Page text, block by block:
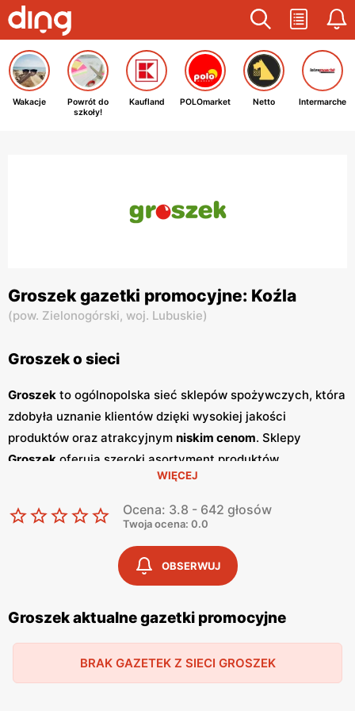
Wakacje
Powrót do
szkoły!
Kaufland POLOmarket Netto Intermarche
Groszek gazetki promocyjne: Koźla
(pow. Zielonogórski, woj. Lubuskie)
Groszek o sieci
Groszek to ogólnopolska sieć sklepów spożywczych, która
zdobyła uznanie klientów dzięki wysokiej jakości
produktów oraz atrakcyjnym niskim cenom. Sklepy
Groszek oferują szeroki asortyment produktów
spożywczych, w tym świeże owoce i warzywa, pieczywo,
nabiał, mięso oraz artykuły codziennego użytku. Klienci
cenią sobie bogaty wybór oraz częste
umożliwiają oszczędności na zakupach. Jednym z
kluczowych elementów strategii marketingowej
są regularnie wydawanegazetki promocyjne
prezentują najnowsze
promocje , specjalne oferty oraz
sezonowe wyprzedaże, dzięki czemu klienci mogą
cenowych. Publikacje te są dostępne zarówno w formie
WIĘCEJ
Ocena: 3.8 - 642 głosów
Twoja ocena: 0.0
OBSERWUJ
Groszek aktualne gazetki promocyjne
BRAK GAZETEK Z SIECI GROSZEK